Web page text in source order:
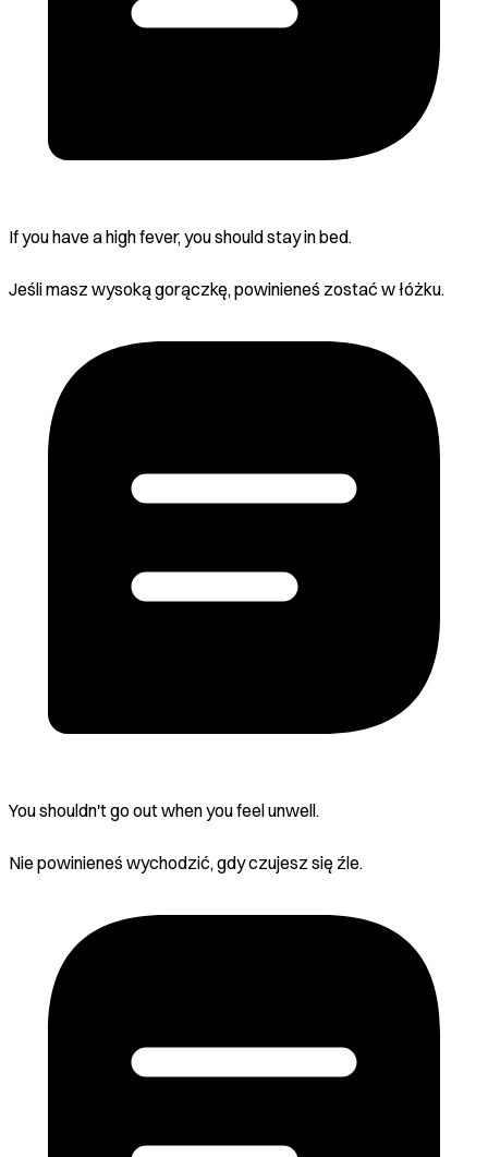
If you have a high fever, you should stay in bed.
Jeśli masz wysoką gorączkę, powinieneś zostać w łóżku.
You shouldn't go out when you feel unwell.
Nie powinieneś wychodzić, gdy czujesz się źle.